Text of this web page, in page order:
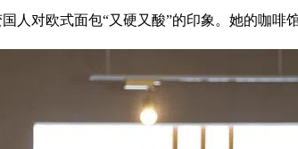
人对欧式面包“又硬又酸”的印象。她的咖啡